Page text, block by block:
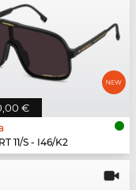
€
11/S - I46/K2